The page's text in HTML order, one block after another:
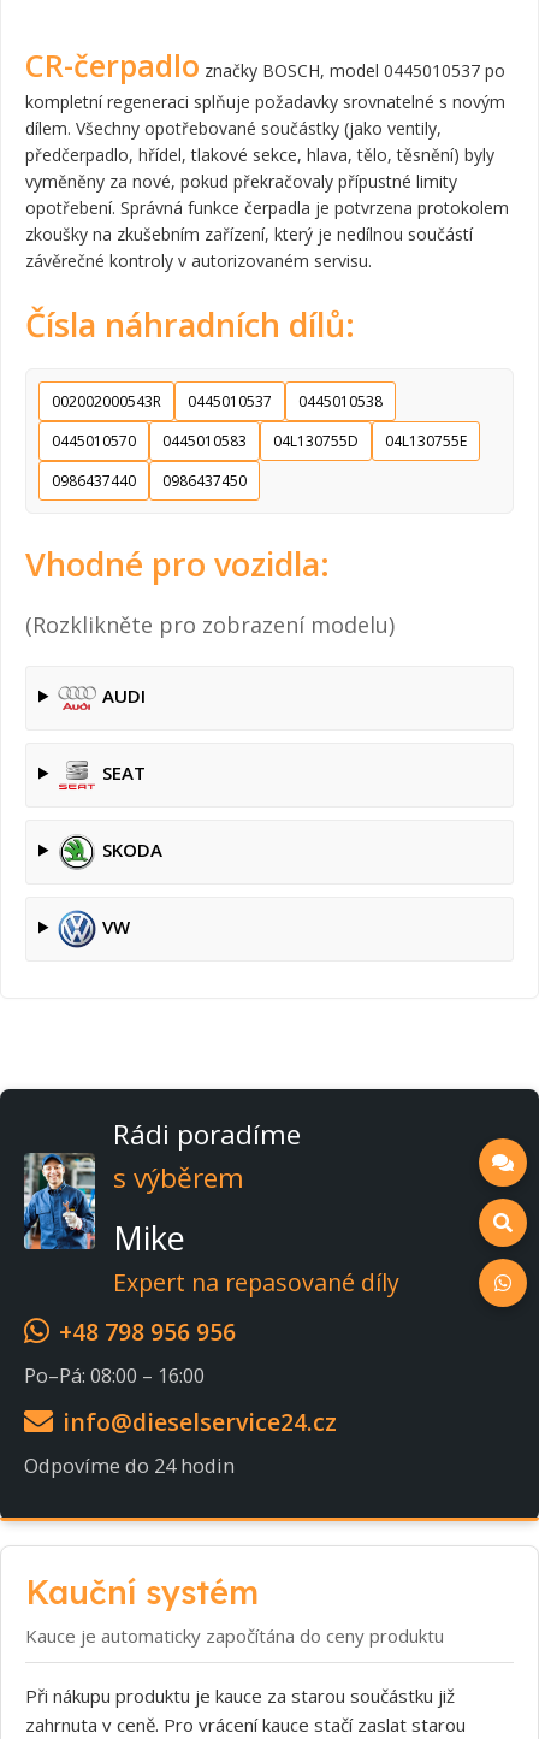
CR-čerpadlo značky BOSCH, model 0445010537 po
kompletní regeneraci splňuje požadavky srovnatelné s novým
dílem. Všechny opotřebované součástky (jako ventily,
předčerpadlo, hřídel, tlakové sekce, hlava, tělo, těsnění) byly
vyměněny za nové, pokud překračovaly přípustné limity
opotřebení. Správná funkce čerpadla je potvrzena protokolem
zkoušky na zkušebním zařízení, který je nedílnou součástí
závěrečné kontroly v autorizovaném servisu.
Čísla náhradních dílů:
002002000543R 0445010537
0445010538
0445010570
0445010583 04L130755D
04L130755E
0986437440
0986437450
Vhodné pro vozidla:
(Rozklikněte pro zobrazení modelu)
AUDI
SEAT
SKODA
VW
Rádi poradíme
s výběrem
Mike
Expert na repasované díly
+48 798 956 956
Po–Pá: 08:00 – 16:00
info@dieselservice24.cz
Odpovíme do 24 hodin
Kauční systém
Kauce je automaticky započítána do ceny produktu
Při nákupu produktu je kauce za starou součástku již
zahrnuta v ceně. Pro vrácení kauce stačí zaslat starou